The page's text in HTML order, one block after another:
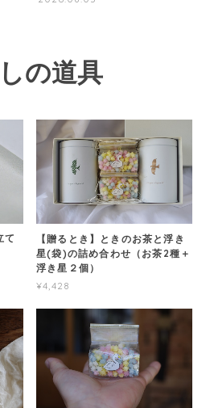
の道具
て
【贈るとき】ときのお茶と浮き
星(袋)の詰め合わせ（お茶2種＋
浮き星２個）
¥4,428